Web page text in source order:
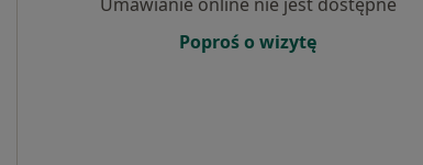
Poproś o wizytę